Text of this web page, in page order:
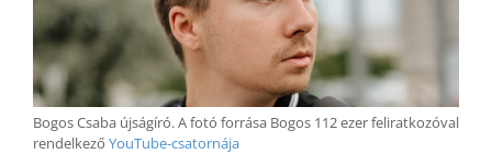
Bogos Csaba újságíró. A fotó forrása Bogos 112 ezer feliratkozóval
rendelkező YouTube-csatornája